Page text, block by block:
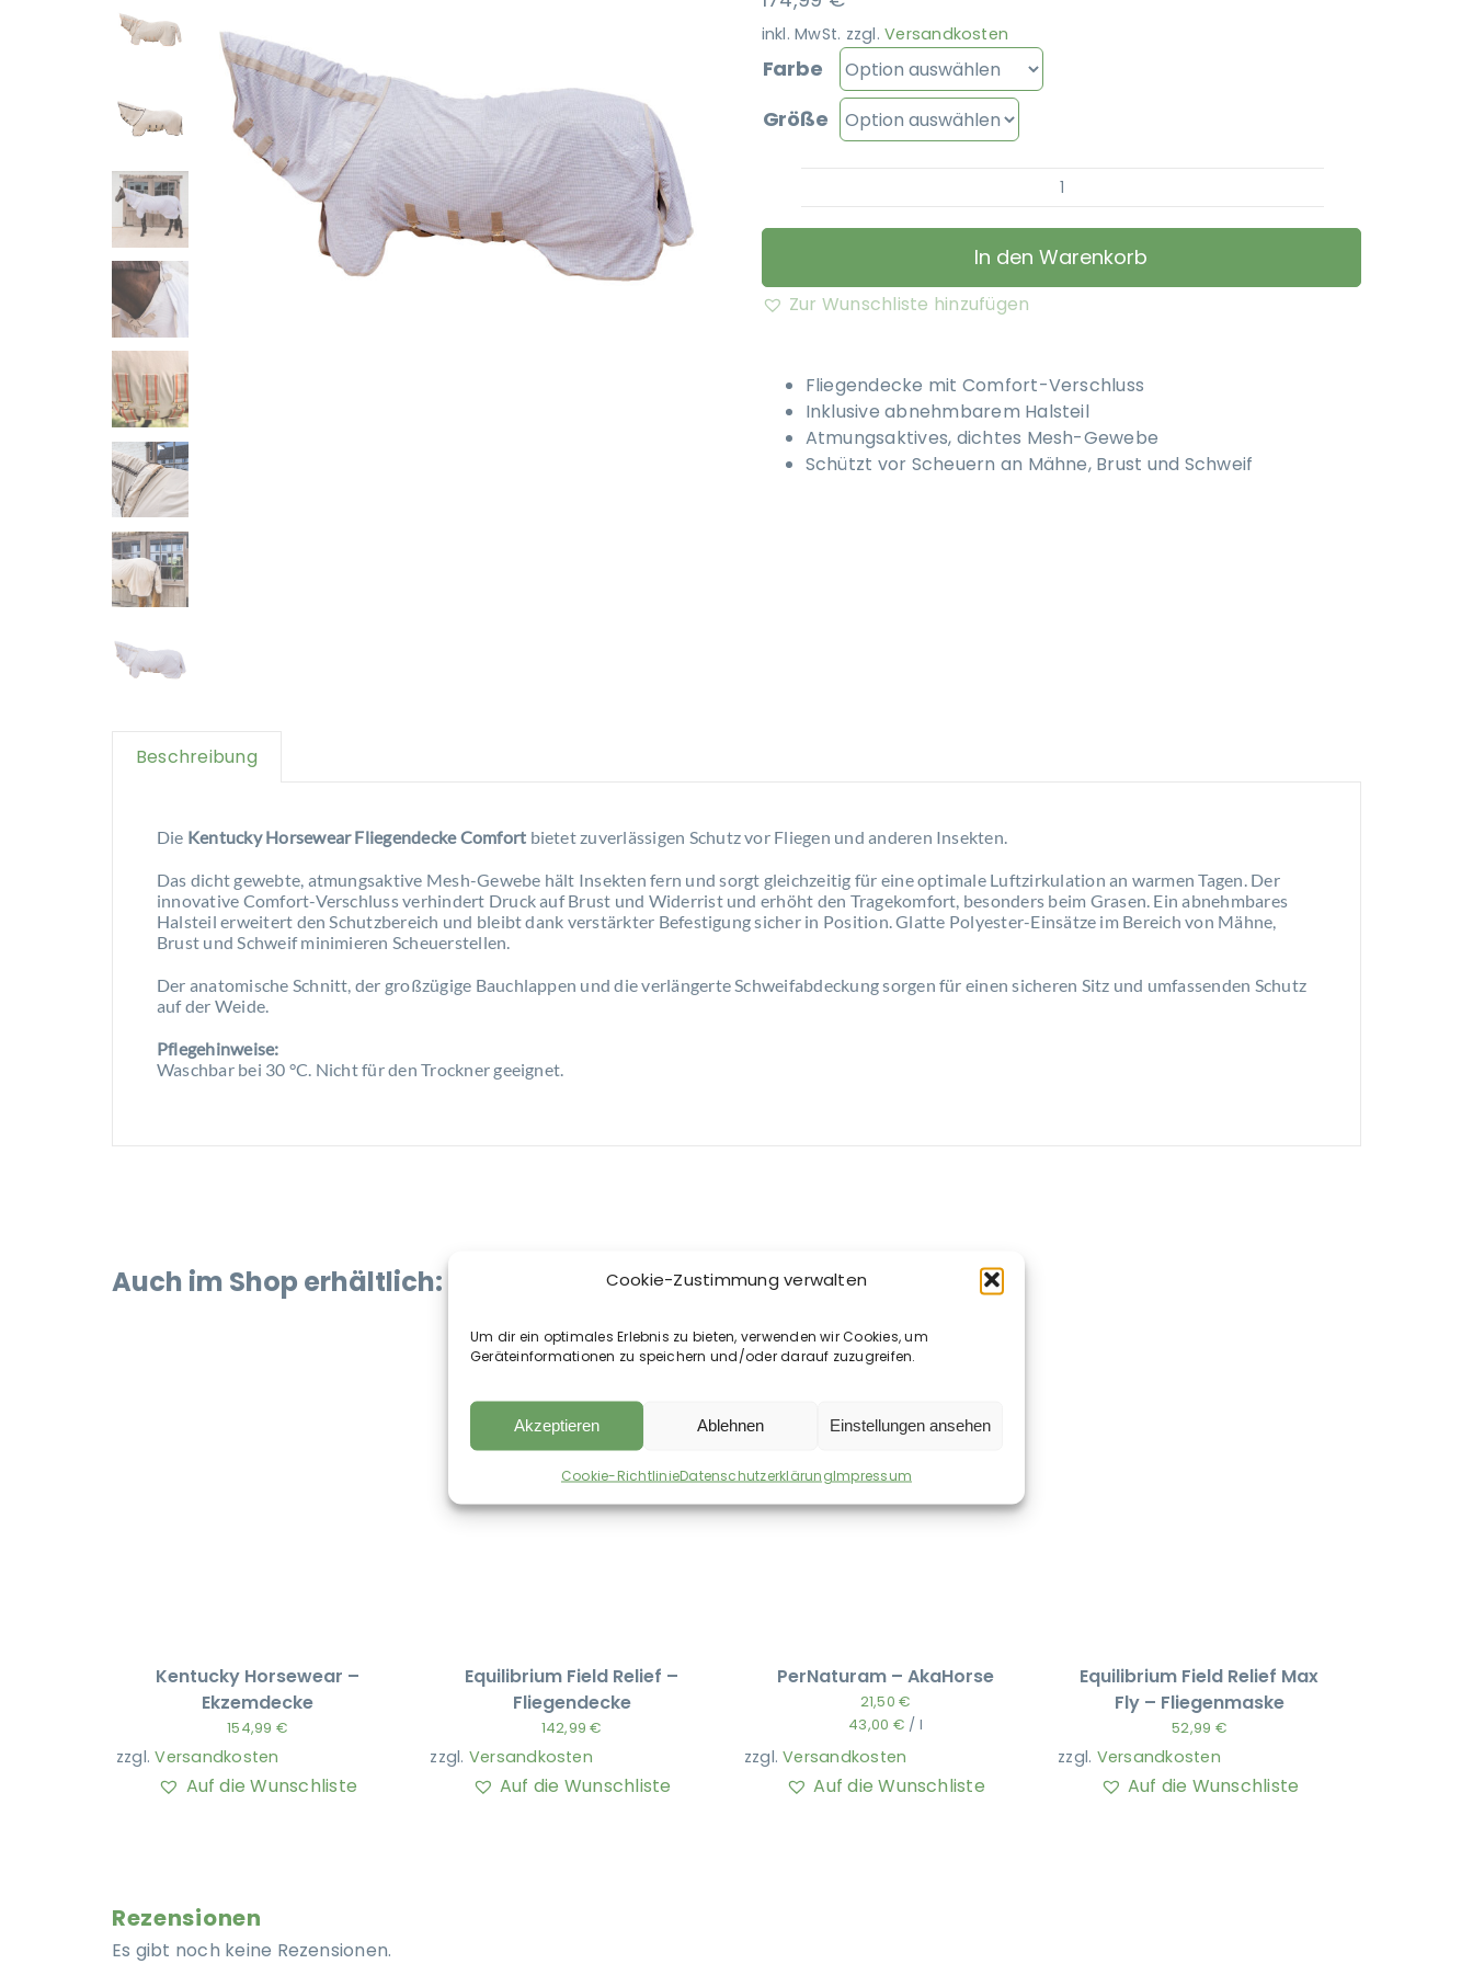
Cookie-Zustimmung verwalten
Um dir ein optimales Erlebnis zu bieten, verwenden wir Cookies, um
Geräteinformationen zu speichern und/oder darauf zuzugreifen.
Akzeptieren Ablehnen Einstellungen ansehen
Cookie-RichtlinieDatenschutzerklärungImpressum
inkl. MwSt. zzgl.Versandkosten
Farbe
Größe
Kentucky
Horsewear
-
In den Warenkorb
Zur Wunschliste hinzufügen
Fliegendecke mit Comfort-Verschluss
Inklusive abnehmbarem Halsteil
Atmungsaktives, dichtes Mesh-Gewebe
Schützt vor Scheuern an Mähne, Brust und Schweif
Beschreibung
Die Kentucky Horsewear Fliegendecke Comfort bietet zuverlässigen Schutz vor Fliegen und anderen Insekten.
Das dicht gewebte, atmungsaktive Mesh-Gewebe hält Insekten fern und sorgt gleichzeitig für eine optimale Luftzirkulation an warmen Tagen. Der
innovative Comfort-Verschluss verhindert Druck auf Brust und Widerrist und erhöht den Tragekomfort, besonders beim Grasen. Ein abnehmbares
Halsteil erweitert den Schutzbereich und bleibt dank verstärkter Befestigung sicher in Position. Glatte Polyester-Einsätze im Bereich von Mähne,
Brust und Schweif minimieren Scheuerstellen.
Der anatomische Schnitt, der großzügige Bauchlappen und die verlängerte Schweifabdeckung sorgen für einen sicheren Sitz und umfassenden Schutz
auf der Weide.
Pflegehinweise:
Waschbar bei 30 °C. Nicht für den Trockner geeignet.
Auch im Shop erhältlich:
Kentucky Horsewear –
Ekzemdecke
154,99 €
zzgl.Versandkosten
Auf die Wunschliste
Equilibrium Field Relief –
Fliegendecke
142,99€
zzgl. Versandkosten
Auf die Wunschliste
PerNaturam – AkaHorse
21,50€
43,00 € / l
zzgl.Versandkosten
Auf die Wunschliste
Equilibrium Field Relief Max
Fly – Fliegenmaske
52,99 €
zzgl. Versandkosten
Auf die Wunschliste
Rezensionen
Es gibt noch keine Rezensionen.